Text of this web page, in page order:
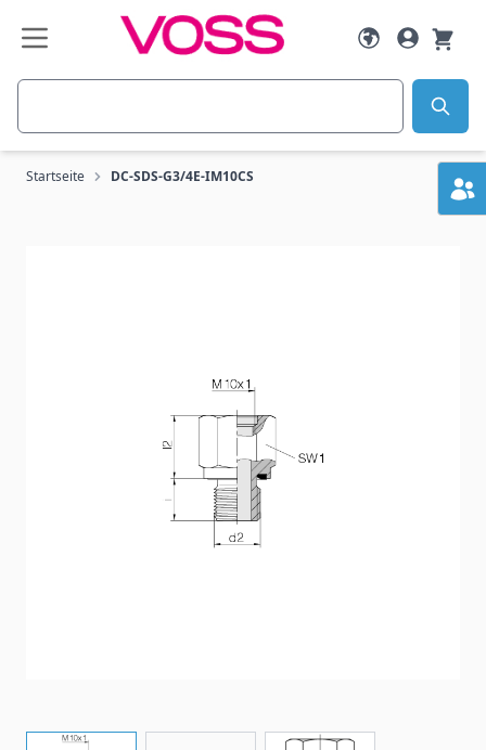
Zum Inhalt springen
Suche
Startseite DC-SDS-G3/4E-IM10CS
View larger imageView larger imageView larger image